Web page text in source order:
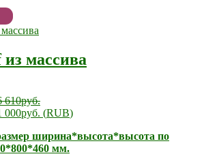
массива
610руб.
000руб. (RUB)
ширина*высота*высота по
мм.